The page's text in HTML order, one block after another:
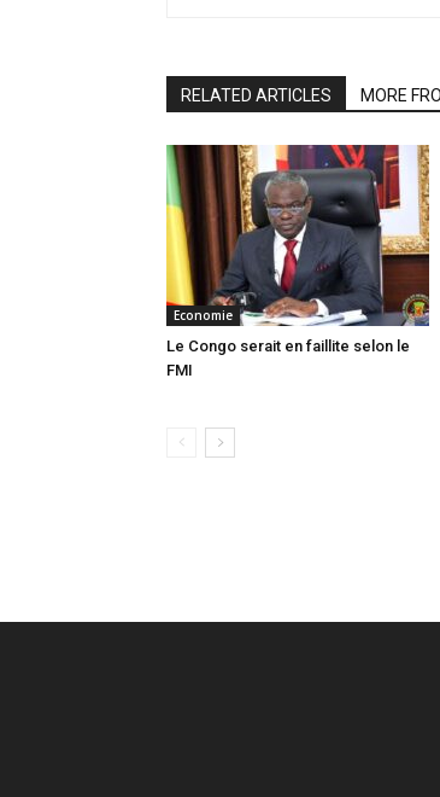
RELATED ARTICLES MORE
Economie
Le Congo serait en faillite selon le
FMI